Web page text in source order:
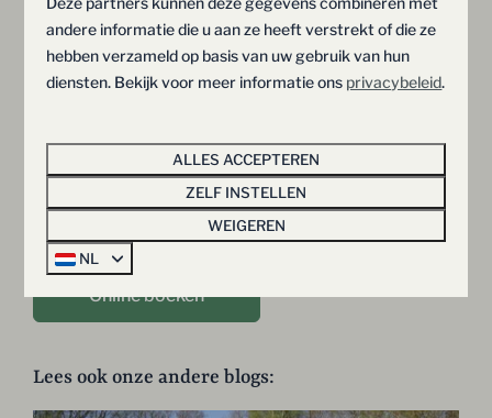
kanaal. Een weg die je kruist als je op de fiets erop uit
trekt. Maar ja, ze kunnen veel op het park doen, maar
ook voor hen houdt het een keertje op... We kijken nu
alweer uit naar de volgende vakantie op dit park.”
Zelf genieten van een verblijf op
Hof van Salland?
Online boeken
Lees ook onze andere blogs:
andere informatie die u aan ze heeft verstrekt of die ze
hebben verzameld op basis van uw gebruik van hun
diensten. Bekijk voor meer informatie ons privacybeleid.
ALLES ACCEPTEREN
ZELF INSTELLEN
WEIGEREN
NL